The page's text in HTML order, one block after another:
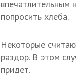
впечатлительным
попросить хлеба.
Некоторые
раздор. В этом
придет.